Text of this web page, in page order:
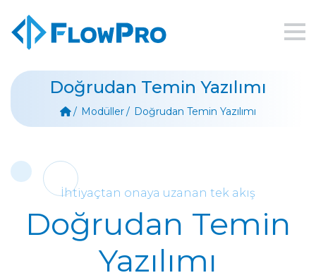
Doğrudan Temin Yazılımı
Modüller Doğrudan Temin Yazılımı
İhtiyaçtan onaya uzanan tek akış
Doğrudan Temin
Yazılımı